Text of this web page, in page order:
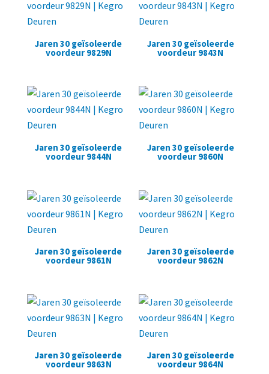
Jaren 30 geïsoleerde
voordeur 9829N
Jaren 30 geïsoleerde
voordeur 9843N
Jaren 30 geïsoleerde
voordeur 9844N
Jaren 30 geïsoleerde
voordeur 9860N
Jaren 30 geïsoleerde
voordeur 9861N
Jaren 30 geïsoleerde
voordeur 9862N
Jaren 30 geïsoleerde
voordeur 9863N
Jaren 30 geïsoleerde
voordeur 9864N